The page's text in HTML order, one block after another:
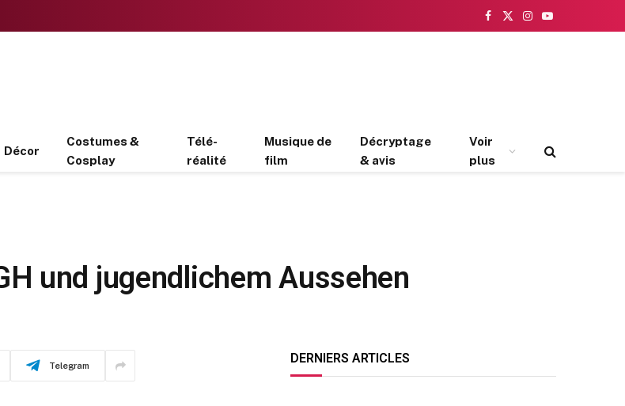
Facebook
X
Instagram
YouTube
Décor
Costumes &
Cosplay
Télé-
réalité
Musique de
film
Décryptage
& avis
Voir
plus
und jugendlichem Aussehen
Telegram DERNIERS ARTICLES